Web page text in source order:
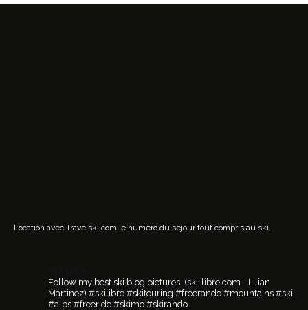
Location avec Travelski.com le numéro du séjour tout compris au ski.
Follow my best ski blog pictures. (ski-libre.com - Lilian
Martinez) #skilibre #skitouring #freerando #mountains #ski
#alps #freeride #skimo #skirando